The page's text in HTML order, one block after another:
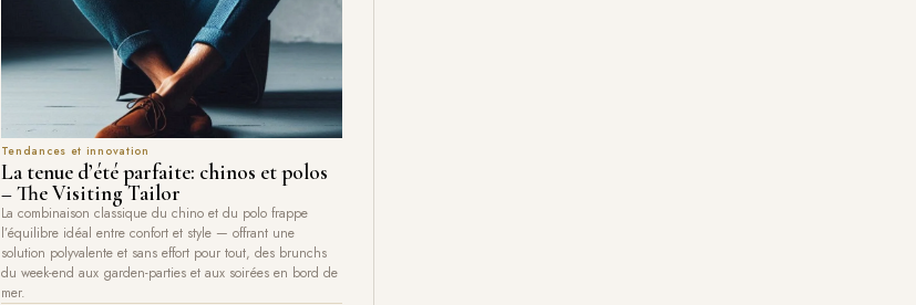
Tendances et innovation
La tenue d’été parfaite: chinos et polos
– The Visiting Tailor
La combinaison classique du chino et du polo frappe
l’équilibre idéal entre confort et style — offrant une
solution polyvalente et sans effort pour tout, des brunchs
du week-end aux garden-parties et aux soirées en bord de
mer.